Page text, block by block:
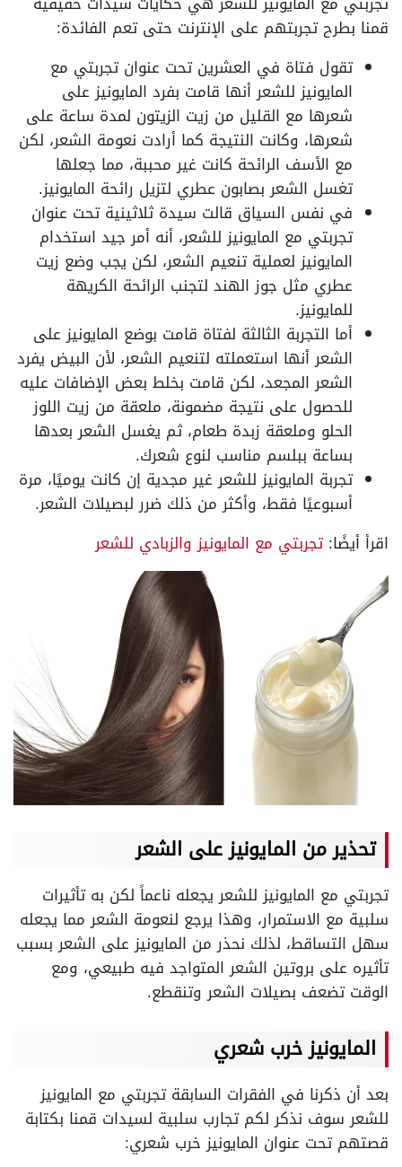
قمنا بطرح تجربتهم على الإنترنت حتى تعم الفائدة:
تقول فتاة في العشرين تحت عنوان تجربتي مع
المايونيز للشعر أنها قامت بفرد المايونيز على
شعرها مع القليل من زيت الزيتون لمدة ساعة على
شعرها، وكانت النتيجة كما أرادت نعومة الشعر، لكن
مع الأسف الرائحة كانت غير محببة، مما جعلها
تغسل الشعر بصابون عطري لتزيل رائحة المايونيز.
في نفس السياق قالت سيدة ثلاثينية تحت عنوان
تجربتي مع المايونيز للشعر، أنه أمر جيد استخدام
المايونيز لعملية تنعيم الشعر، لكن يجب وضع زيت
عطري مثل جوز الهند لتجنب الرائحة الكريهة
للمايونيز.
أما التجربة الثالثة لفتاة قامت بوضع المايونيز على
الشعر أنها استعملته لتنعيم الشعر، لأن البيض يفرد
الشعر المجعد، لكن قامت بخلط بعض الإضافات عليه
للحصول على نتيجة مضمونة، ملعقة من زيت اللوز
الحلو وملعقة زبدة طعام، ثم يغسل الشعر بعدها
بساعة ببلسم مناسب لنوع شعرك.
تجربة المايونيز للشعر غير مجدية إن كانت يوميًا، مرة
أسبوعيًا فقط، وأكثر من ذلك ضرر لبصيلات الشعر.
اقرأ أيضًا:تجربتي مع المايونيز والزبادي للشعر
تحذير من المايونيز على الشعر
تجربتي مع المايونيز للشعر يجعله ناعماً لكن به تأثيرات
سلبية مع الاستمرار، وهذا يرجع لنعومة الشعر مما يجعله
سهل التساقط، لذلك نحذر من المايونيز على الشعر بسبب
تأثيره على بروتين الشعر المتواجد فيه طبيعي، ومع
الوقت تضعف بصيلات الشعر وتنقطع.
المايونيز خرب شعري
بعد أن ذكرنا في الفقرات السابقة تجربتي مع المايونيز
للشعر سوف نذكر لكم تجارب سلبية لسيدات قمنا بكتابة
قصتهم تحت عنوان المايونيز خرب شعري: